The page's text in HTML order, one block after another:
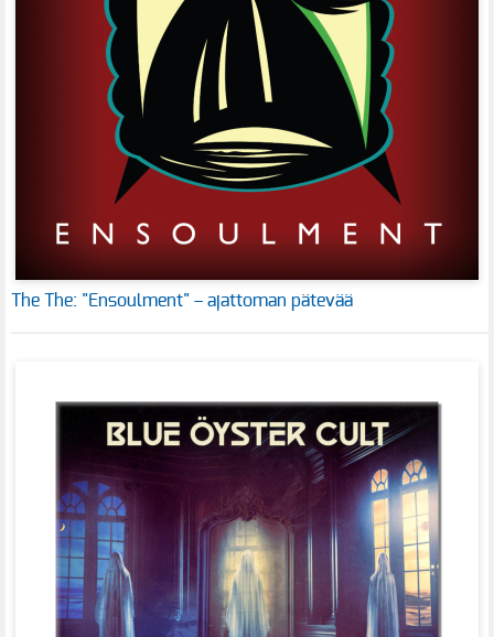
The The: "Ensoulment" – ajattoman pätevää